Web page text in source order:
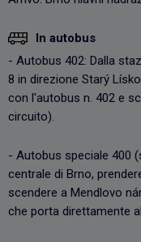
In autobus
- Autobus 402: Dalla
8 in direzione Starý
con l'autobus n. 402 e
circuito).
- Autobus speciale 400
centrale di Brno,
scendere a Mendlovo
che porta direttamente